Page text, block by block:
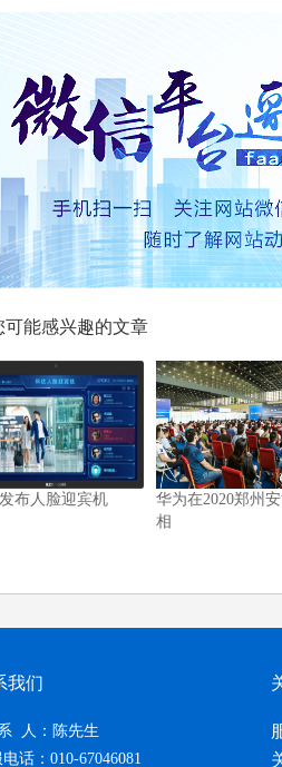
可能感兴趣的文章
布人脸迎宾机
华为在2020郑州
相
我们
人：陈先生
话：010-67046081